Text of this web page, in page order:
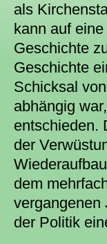
als
kann auf
Geschichte
Geschichte
Schicksal
abhängig
entschieden.
der
dem
vergangenen
der Politik